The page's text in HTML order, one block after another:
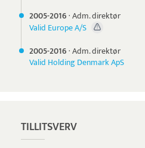
2005-2016·Adm. direktør
Valid Europe A/S
2005-2016·Adm. direktør
Valid Holding Denmark ApS
TILLITSVERV